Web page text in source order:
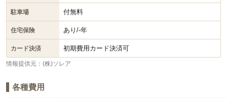
駐車場 付無料
住宅保険 あり/-年
カード決済 初期費用カード決済可
情報提供元：(株)ソレア
各種費用